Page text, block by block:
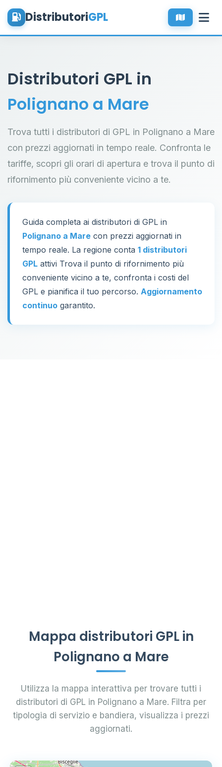
DistributoriGPL
Distributori GPL in
Polignano a Mare
Trova tutti i distributori di GPL in Polignano a Mare
con prezzi aggiornati in tempo reale. Confronta le
tariffe, scopri gli orari di apertura e trova il punto di
rifornimento più conveniente vicino a te.
Guida completa ai distributori di GPL in
Polignano a Mare con prezzi aggiornati in
tempo reale. La regione conta 1 distributori
GPL attivi Trova il punto di rifornimento più
conveniente vicino a te, confronta i costi del
GPL e pianifica il tuo percorso. Aggiornamento
continuo garantito.
Mappa distributori GPL in
Polignano a Mare
Utilizza la mappa interattiva per trovare tutti i
distributori di GPL in Polignano a Mare. Filtra per
tipologia di servizio e bandiera, visualizza i prezzi
aggiornati.